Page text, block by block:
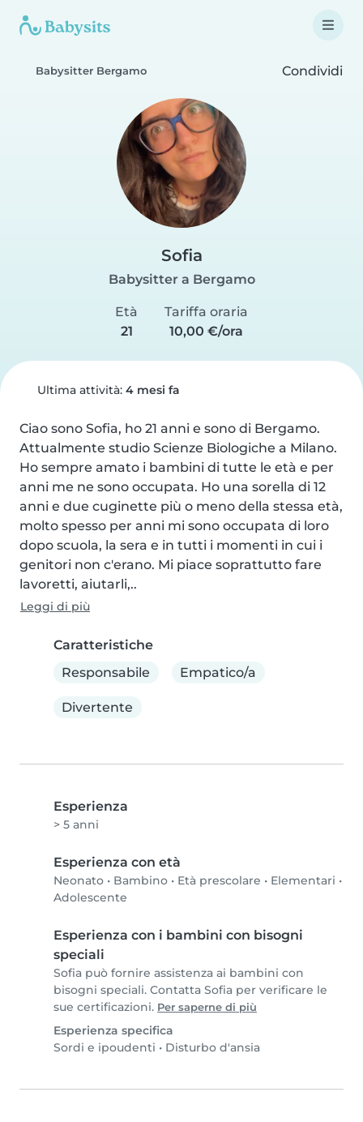
Babysitter Bergamo Condividi
Sofia
Babysitter a Bergamo
Età
21
Tariffa oraria
10,00 €/ora
Ultima attività: 4 mesi fa
Ciao sono Sofia, ho 21 anni e sono di Bergamo.
Attualmente studio Scienze Biologiche a Milano.
Ho sempre amato i bambini di tutte le età e per
anni me ne sono occupata. Ho una sorella di 12
anni e due cuginette più o meno della stessa età,
molto spesso per anni mi sono occupata di loro
dopo scuola, la sera e in tutti i momenti in cui i
genitori non c'erano. Mi piace soprattutto fare
lavoretti, aiutarli,..
Leggi di più
Caratteristiche
Responsabile
Empatico/a
Divertente
Esperienza
> 5 anni
Esperienza con età
Neonato • Bambino • Età prescolare • Elementari •
Adolescente
Esperienza con i bambini con bisogni
speciali
Sofia può fornire assistenza ai bambini con
bisogni speciali. Contatta Sofia per verificare le
sue certificazioni. Per saperne di più
Esperienza specifica
Sordi e ipoudenti • Disturbo d'ansia